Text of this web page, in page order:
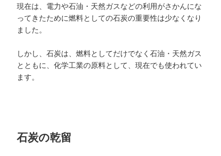
現在は、電力や石油・天然ガスなどの利用がさかんにな
ってきたために燃料としての石炭の重要性は少なくなり
ました。
しかし、石炭は、燃料としてだけでなく石油・天然ガス
とともに、化学工業の原料として、現在でも使われてい
ます。
石炭の乾留